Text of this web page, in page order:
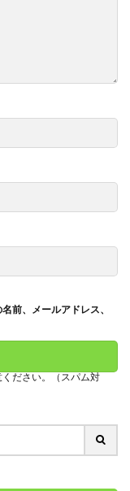
前、メールアドレス、
ださい。（スパム対